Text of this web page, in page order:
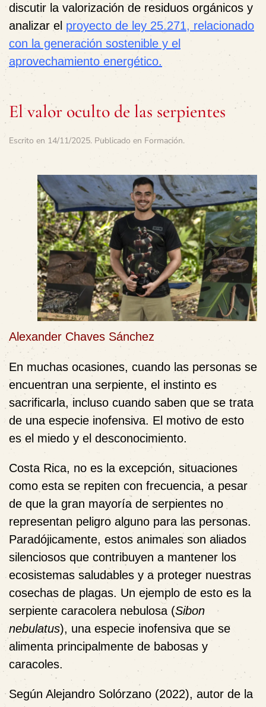
discutir la valorización de residuos orgánicos y
analizar el proyecto de ley 25.271, relacionado
con la generación sostenible y el
aprovechamiento energético.
El valor oculto de las serpientes
Escrito en 14/11/2025. Publicado en Formación.
Alexander Chaves Sánchez
En muchas ocasiones, cuando las personas se
encuentran una serpiente, el instinto es
sacrificarla, incluso cuando saben que se trata
de una especie inofensiva. El motivo de esto
es el miedo y el desconocimiento.
Costa Rica, no es la excepción, situaciones
como esta se repiten con frecuencia, a pesar
de que la gran mayoría de serpientes no
representan peligro alguno para las personas.
Paradójicamente, estos animales son aliados
silenciosos que contribuyen a mantener los
ecosistemas saludables y a proteger nuestras
cosechas de plagas. Un ejemplo de esto es la
serpiente caracolera nebulosa (Sibon
nebulatus), una especie inofensiva que se
alimenta principalmente de babosas y
caracoles.
Según Alejandro Solórzano (2022), autor de la